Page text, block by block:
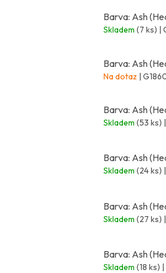
Barva: Ash
Skladem (7 ks)
Barva: Ash
Na dotaz |
Barva: Ash
Skladem (53 ks)
Barva: Ash
Skladem (24 ks)
Barva: Ash
Skladem (27 ks)
Barva: Ash
Skladem (18 ks)